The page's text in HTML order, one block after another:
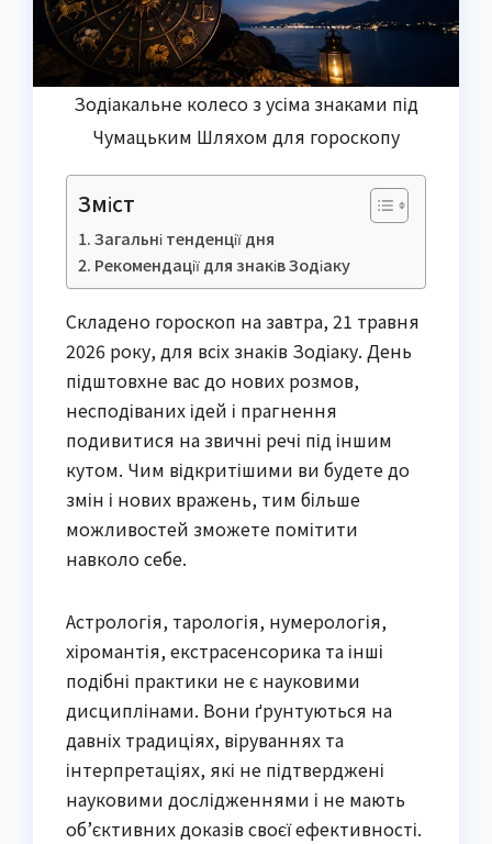
Зодіакальне колесо з усіма знаками під
Чумацьким Шляхом для гороскопу
Зміст
Загальні тенденції дня
Рекомендації для знаків Зодіаку
Складено гороскоп на завтра, 21 травня
2026 року, для всіх знаків Зодіаку. День
підштовхне вас до нових розмов,
несподіваних ідей і прагнення
подивитися на звичні речі під іншим
кутом. Чим відкритішими ви будете до
змін і нових вражень, тим більше
можливостей зможете помітити
навколо себе.
Астрологія, тарологія, нумерологія,
хіромантія, екстрасенсорика та інші
подібні практики не є науковими
дисциплінами. Вони ґрунтуються на
давніх традиціях, віруваннях та
інтерпретаціях, які не підтверджені
науковими дослідженнями і не мають
об’єктивних доказів своєї ефективності.